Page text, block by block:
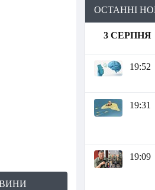
ОСТАННІ
3 СЕРПНЯ
19:52
19:31
19:09